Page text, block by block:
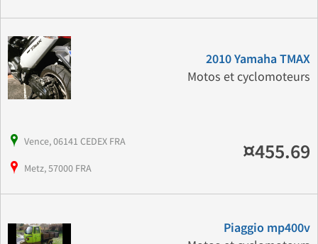
2010 Yamaha TMAX
Motos et cyclomoteurs
Vence, 06141 CEDEX FRA
Metz, 57000 FRA
¤455.69
Piaggio mp400v